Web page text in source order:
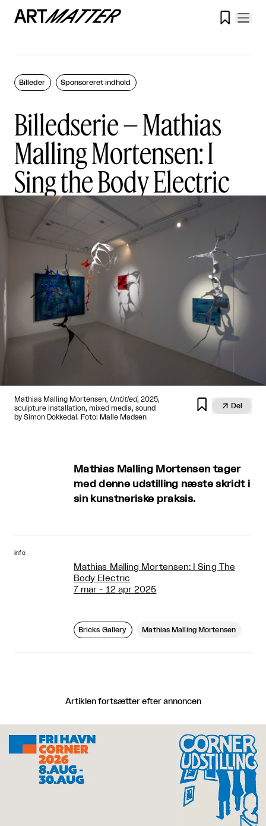

Billedserie – Mathias
Malling Mortensen: I
Sing the Body Electric
Billeder Sponsoreret indhold
Mathias Malling Mortensen, Untitled, 2025,
sculpture installation, mixed media, sound
by Simon Dokkedal. Foto: Malle Madsen
  Del
Mathias Malling Mortensen tager
med denne udstilling næste skridt i
sin kunstneriske praksis.
info
Mathias Malling Mortensen: I Sing The
Body Electric
7 mar - 12 apr 2025
Bricks Gallery Mathias Malling Mortensen
Artiklen fortsætter efter annoncen